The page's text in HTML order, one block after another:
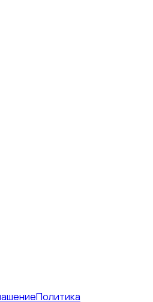
Политика